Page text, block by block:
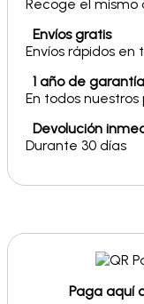
Recoge el
Envíos gratis
Envíos rápidos en
1 año de garantía
En todos
Devolución
Durante 30 días
Paga aquí